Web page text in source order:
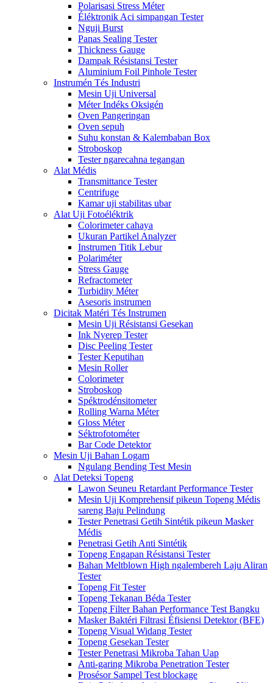
Polarisasi Stress Méter
Éléktronik Aci simpangan Tester
Nguji Burst
Panas Sealing Tester
Thickness Gauge
Dampak Résistansi Tester
Aluminium Foil Pinhole Tester
Instrumén Tés Industri
Mesin Uji Universal
Méter Indéks Oksigén
Oven Pangeringan
Oven sepuh
Suhu konstan & Kalembaban Box
Stroboskop
Tester ngarecahna tegangan
Alat Médis
Transmittance Tester
Centrifuge
Kamar uji stabilitas ubar
Alat Uji Fotoéléktrik
Colorimeter cahaya
Ukuran Partikel Analyzer
Instrumen Titik Lebur
Polariméter
Stress Gauge
Refractometer
Turbidity Méter
Asesoris instrumen
Dicitak Matéri Tés Instrumen
Mesin Uji Résistansi Gesekan
Ink Nyerep Tester
Disc Peeling Tester
Tester Keputihan
Mesin Roller
Colorimeter
Stroboskop
Spéktrodénsitometer
Rolling Warna Méter
Gloss Méter
Séktrofotométer
Bar Code Detektor
Mesin Uji Bahan Logam
Ngulang Bending Test Mesin
Alat Deteksi Topeng
Lawon Seuneu Retardant Performance Tester
Mesin Uji Komprehensif pikeun Topeng Médis
sareng Baju Pelindung
Tester Penetrasi Getih Sintétik pikeun Masker
Médis
Penetrasi Getih Anti Sintétik
Topeng Engapan Résistansi Tester
Bahan Meltblown High ngalembereh Laju Aliran
Tester
Topeng Fit Tester
Topeng Tekanan Béda Tester
Topeng Filter Bahan Performance Test Bangku
Masker Baktéri Filtrasi Éfisiensi Detektor (BFE)
Topeng Visual Widang Tester
Topeng Gesekan Tester
Tester Penetrasi Mikroba Tahan Uap
Anti-garing Mikroba Penetration Tester
Prosésor Sampel Test blockage